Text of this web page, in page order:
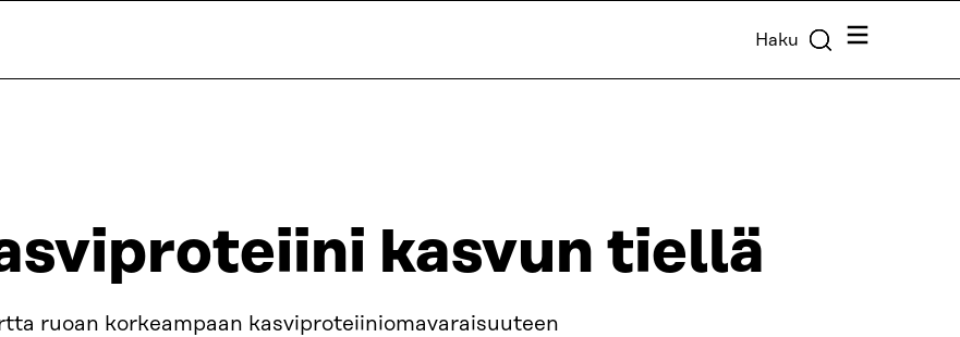
Haku Valikko
kasvun tiellä
ruoan korkeampaan kasviproteiiniomavaraisuuteen